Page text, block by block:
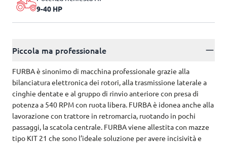
9-40 HP
Piccola ma professionale
FURBA è sinonimo di macchina professionale grazie alla
bilanciatura elettronica dei rotori, alla trasmissione laterale a
cinghie dentate e al gruppo di rinvio anteriore con presa di
potenza a 540 RPM con ruota libera. FURBA è idonea anche alla
lavorazione con trattore in retromarcia, ruotando in pochi
passaggi, la scatola centrale. FURBA viene allestita con mazze
tipo KIT 21 che sono l’ideale soluzione per avere incisività e